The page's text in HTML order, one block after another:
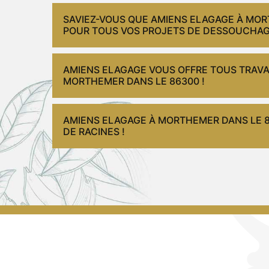
SAVIEZ-VOUS QUE AMIENS ELAGAGE À
POUR TOUS VOS PROJETS DE
AMIENS ELAGAGE VOUS OFFRE TOUS
MORTHEMER DANS LE 86300 !
AMIENS ELAGAGE À MORTHEMER DANS
DE RACINES !